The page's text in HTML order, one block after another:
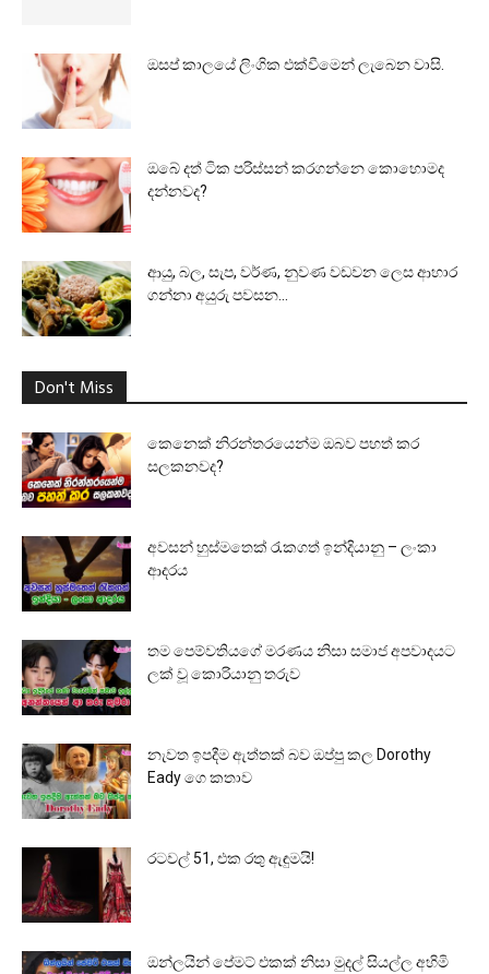
ඔසප් කාලයේ ලිංගික එක්වීමෙන් ලැබෙන වාසි.
ඔබේ දත් ටික පරිස්සන් කරගන්නෙ කොහොමද
දන්නවද?
ආයු, බල, සැප, වර්ණ, නුවණ වඩවන ලෙස ආහාර
ගන්නා අයුරු පවසන...
Don't Miss
කෙනෙක් නිරන්තරයෙන්ම ඔබව පහත් කර
සලකනවද?
අවසන් හුස්මතෙක් රැකගත් ඉන්දියානු – ලංකා
ආදරය
තම පෙම්වතියගේ මරණය නිසා සමාජ අපවාදයට
ලක් වූ කොරියානු තරුව
නැවත ඉපදීම ඇත්තක් බව ඔප්පු කල Dorothy
Eady ගෙ කතාව
රටවල් 51, එක රතු ඇඳුමයි!
ඔන්ලයින් පේමට් එකක් නිසා මුදල් සියල්ල අහිමි